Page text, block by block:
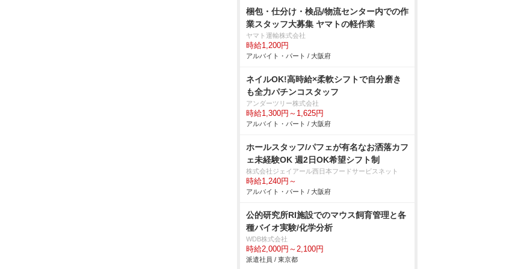
梱包・仕分け・検品/物流センター内での作
業スタッフ大募集 ヤマトの軽作業
ヤマト運輸株式会社
時給1,200円
アルバイト・パート / 大阪府
ネイルOK!高時給×柔軟シフトで自分磨き
も全力パチンコスタッフ
アンダーツリー株式会社
時給1,300円～1,625円
アルバイト・パート / 大阪府
ホールスタッフ/パフェが有名なお洒落カフ
ェ未経験OK 週2日OK希望シフト制
株式会社ジェイアール西日本フードサービスネット
時給1,240円～
アルバイト・パート / 大阪府
公的研究所RI施設でのマウス飼育管理と各
種バイオ実験/化学分析
WDB株式会社
時給2,000円～2,100円
派遣社員 / 東京都